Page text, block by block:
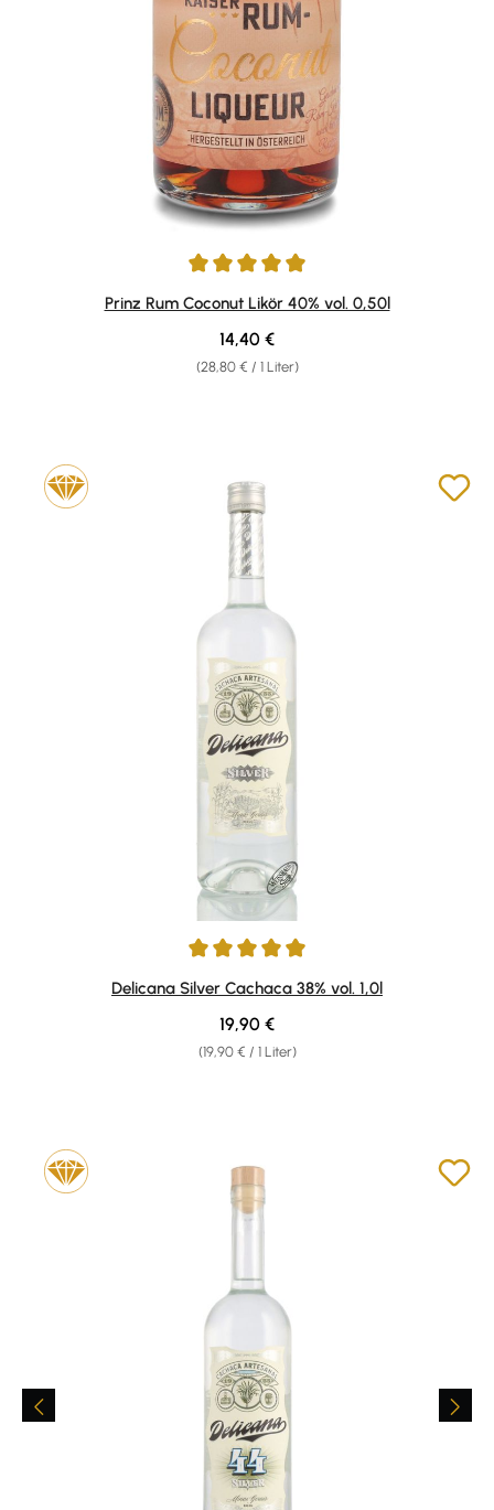
Durchschnittliche Bewertung von 4.92 von 5 Sternen
Prinz Rum Coconut Likör 40% vol. 0,50l
(28,80 € / 1 Liter)
Regulärer Preis:
14,40 €
Durchschnittliche Bewertung von 4.88 von 5 Sternen
Delicana Silver Cachaca 38% vol. 1,0l
(19,90 € / 1 Liter)
Regulärer Preis:
19,90 €